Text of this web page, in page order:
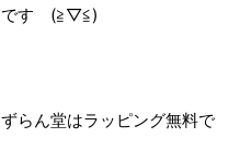
です (≧▽≦)
らん堂はラッピング無料で